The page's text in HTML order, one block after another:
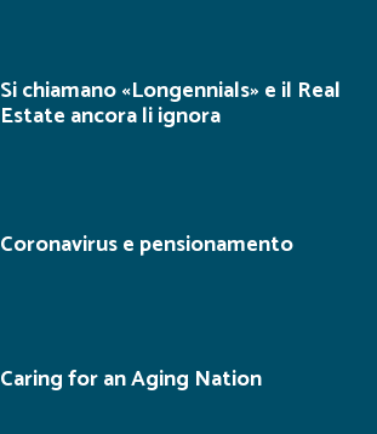
Si chiamano «Longennials» e il Real
Estate ancora li ignora
Coronavirus e pensionamento
Caring for an Aging Nation